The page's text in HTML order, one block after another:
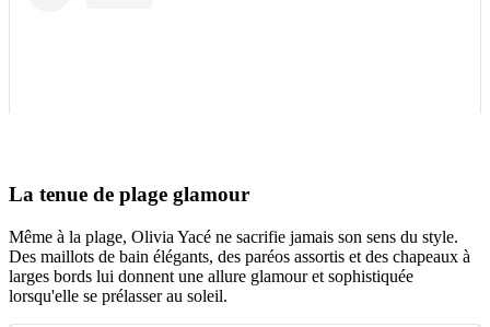
La tenue de plage glamour
Même à la plage, Olivia Yacé ne sacrifie jamais son sens du style.
Des maillots de bain élégants, des paréos assortis et des chapeaux à
larges bords lui donnent une allure glamour et sophistiquée
lorsqu'elle se prélasser au soleil.